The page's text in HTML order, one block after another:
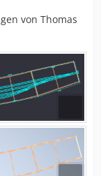
von Thomas